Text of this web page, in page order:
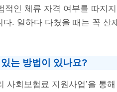
인 체류 자격 여부를 따지
. 일하다 다쳤을 때는 꼭 산
는 방법이 있나요?
사회보험료 지원사업’을 통